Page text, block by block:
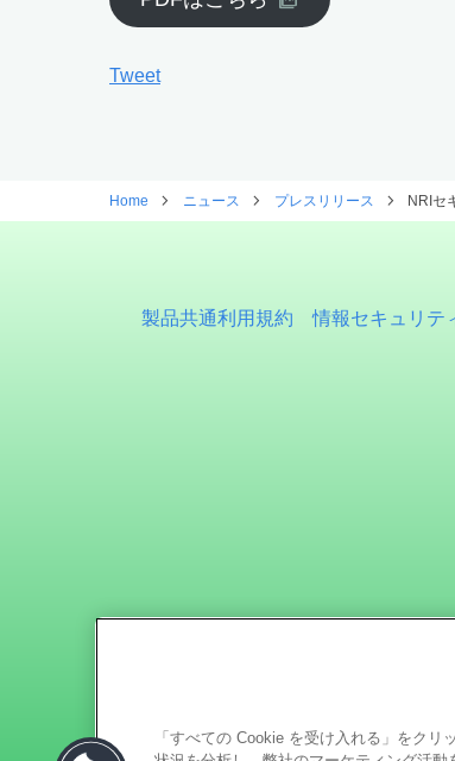
Tweet
Home ニュース プレスリリース NRIセ
製品共通利用規約 情報セキュリテ
「すべての Cookie を受け入れる」をク